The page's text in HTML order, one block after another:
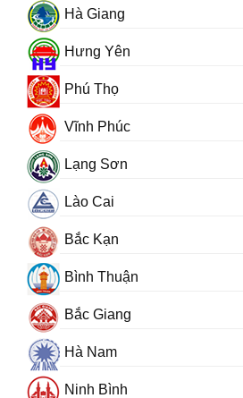
Hà Giang
Hưng Yên
Phú Thọ
Vĩnh Phúc
Lạng Sơn
Lào Cai
Bắc Kạn
Bình Thuận
Bắc Giang
Hà Nam
Ninh Bình